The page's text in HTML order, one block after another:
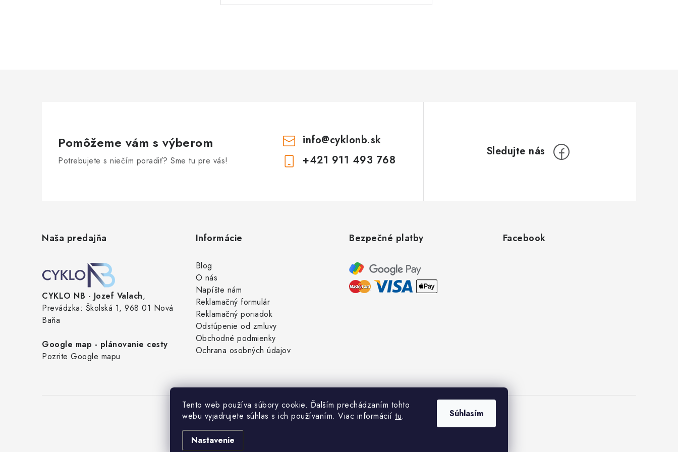
Tento web používa súbory cookie. Ďalším prechádzaním tohto
webu vyjadrujete súhlas s ich používaním. Viac informácií tu.
Nastavenie
Súhlasím
Pomôžeme vám s výberom
Potrebujete s niečím poradiť? Sme tu pre vás!
info@cyklonb.sk
+421 911 493 768
Naša predajňa
CYKLO NB - Jozef Valach,
Prevádzka: Školská 1, 968 01 Nová
Baňa
Google map - plánovanie cesty
Pozrite Google mapu
Informácie
Blog
O nás
Napíšte nám
Reklamačný formulár
Reklamačný poriadok
Odstúpenie od zmluvy
Obchodné podmienky
Ochrana osobných údajov
Bezpečné platby Facebook
Copyright 2026CykloNB . Všetky práva vyhradené.